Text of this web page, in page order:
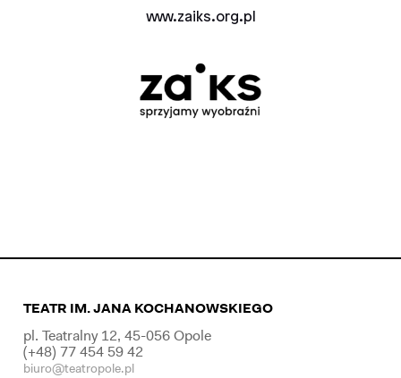
www.zaiks.org.pl
TEATR IM. JANA KOCHANOWSKIEGO
pl. Teatralny 12, 45-056 Opole
(+48) 77 454 59 42
biuro@teatropole.pl